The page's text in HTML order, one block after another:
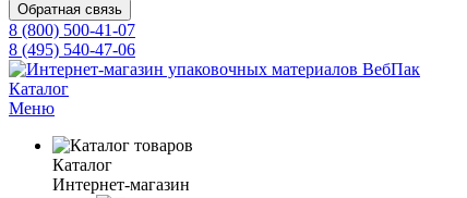
Обратная связь
8 (800) 500-41-07
8 (495) 540-47-06
Каталог
Меню
Каталог
Интернет-магазин